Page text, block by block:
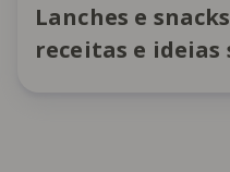
Lanches e
receitas e ideias